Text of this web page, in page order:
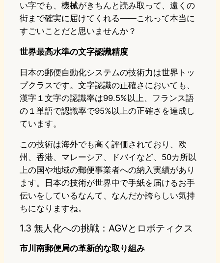
い字でも、機械がきちんと読み取って、遠くの
街まで確実に届けてくれる――これって本当に
すごいことだと思いませんか？
世界最高水準の文字認識精度
日本の郵便自動化システムの技術力は世界トッ
プクラスです。文字認識の正確さにおいても、
漢字１文字の認識率は99.5%以上、フランス語
の１単語で認識率で95%以上の正確さを達成し
ています。
この技術は海外でも高く評価されており、欧
州、香港、マレーシア、ドバイなど、50カ所以
上の国や地域の郵便事業者への納入実績があり
ます。日本の技術が世界中で手紙を届けるお手
伝いをしているなんて、なんだか誇らしい気持
ちになりますね。
1.3 無人化への挑戦：AGVとロボティクス
市川南郵便局の革新的な取り組み